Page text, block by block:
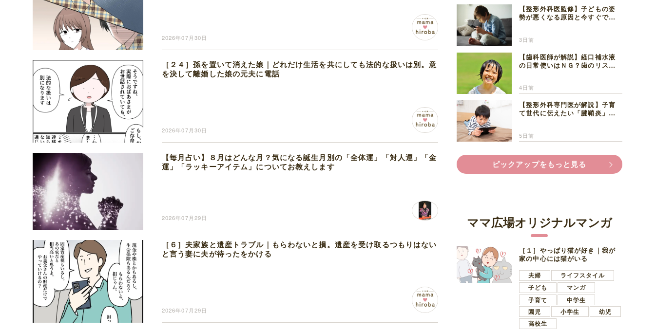
2026年07月30日
［２４］孫を置いて消えた娘｜どれだけ生活を共にしても法的な扱いは別。意
を決して離婚した娘の元夫に電話
2026年07月30日
【毎月占い】８月はどんな月？気になる誕生月別の「全体運」「対人運」「金
運」「ラッキーアイテム」についてお教えします
2026年07月29日
［６］夫家族と遺産トラブル｜もらわないと損。遺産を受け取るつもりはない
と言う妻に夫が待ったをかける
2026年07月29日
【整形外科医監修】子どもの姿
勢が悪くなる原因と今すぐでき
3日前
【歯科医師が解説】経口補水液
の日常使いはＮＧ？歯のリスク
4日前
【整形外科専門医が解説】子育
て世代に伝えたい「腱鞘炎」の
5日前
ピックアップをもっと見る
ママ広場オリジナルマンガ
［１］やっぱり猫が好き｜我が
家の中心には猫がいる
夫婦
ライフスタイル
子ども
マンガ
子育て
中学生
園児
小学生
幼児
高校生